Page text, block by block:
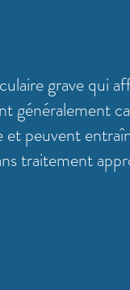
grave qui
généralement
et peuvent
traitement